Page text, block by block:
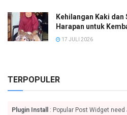
Kehilangan Kaki
Harapan untuk
17 JULI 2026
TERPOPULER
Plugin Install
: Popular Post Widget